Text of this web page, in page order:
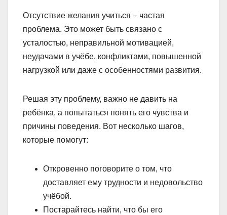
Отсутствие желания учиться – частая
проблема. Это может быть связано с
усталостью, неправильной мотивацией,
неудачами в учёбе, конфликтами, повышенной
нагрузкой или даже с особенностями развития.
Решая эту проблему, важно не давить на
ребёнка, а попытаться понять его чувства и
причины поведения. Вот несколько шагов,
которые помогут:
Откровенно поговорите о том, что
доставляет ему трудности и недовольство
учёбой.
Постарайтесь найти, что бы его